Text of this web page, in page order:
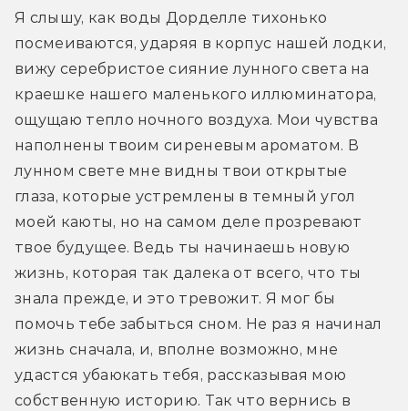
Я слышу, как воды Дорделле тихонько
посмеиваются, ударяя в корпус нашей лодки,
вижу серебристое сияние лунного света на
краешке нашего маленького иллюминатора,
ощущаю тепло ночного воздуха. Мои чувства
наполнены твоим сиреневым ароматом. В
лунном свете мне видны твои открытые
глаза, которые устремлены в темный угол
моей каюты, но на самом деле прозревают
твое будущее. Ведь ты начинаешь новую
жизнь, которая так далека от всего, что ты
знала прежде, и это тревожит. Я мог бы
помочь тебе забыться сном. Не раз я начинал
жизнь сначала, и, вполне возможно, мне
удастся убаюкать тебя, рассказывая мою
собственную историю. Так что вернись в